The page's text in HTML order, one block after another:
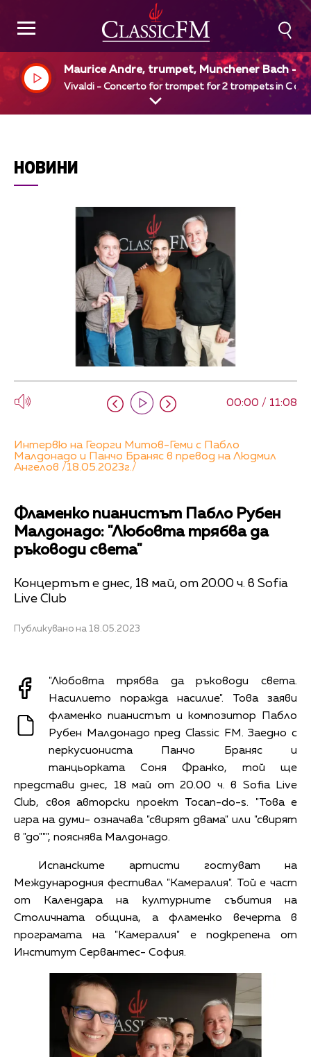
Maurice Andre, trumpet, Munchener Bach -
hester, Karl Richter, dir
Vivaldi - Concerto for trompet for 2 trompets in C dur
НОВИНИ
00:00 / 11:08
Интервю на Георги Митов-Геми с Пабло
Малдонадо и Панчо Браняс в превод на Людмил
Ангелов /18.05.2023г./
Фламенко пианистът Пабло Рубен
Малдонадо: "Любовта трябва да
ръководи света"
Концертът е днес, 18 май, от 20.00 ч. в Sofia
Live Club
Публикувано на 18.05.2023
"Любовта трябва да ръководи света.
Насилието поражда насилие". Това заяви
фламенко пианистът и композитор Пабло
Рубен Малдонадо пред Classic FM. Заедно с
перкусиониста Панчо Браняс и
танцьорката Соня Франко, той ще
представи днес, 18 май от 20.00 ч. в Sofia Live
Club, своя авторски проект Tocan-do-s. "Това е
игра на думи- означава "свирят двама" или "свирят
в "до""", пояснява Малдонадо.
Испанските артисти гостуват на
Международния фестивал "Камералия". Той е част
от Календара на културните събития на
Столичната община, а фламенко вечерта в
програмата на "Камералия" е подкрепена от
Институт Сервантес- София.